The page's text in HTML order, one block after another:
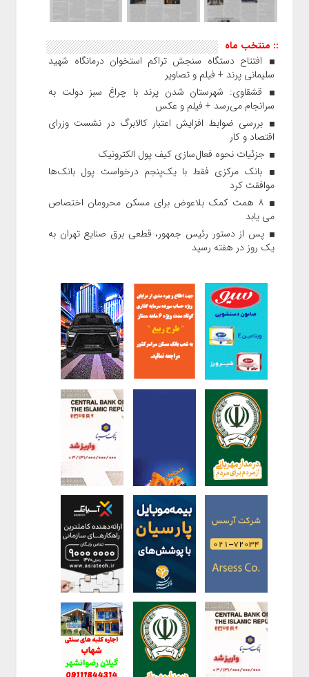
:: منتخب ماه
افتتاح دستگاه سنجش تراکم استخوان درمانگاه شهید
سلیمانی پرند + فیلم و تصاویر
قشقاوی: شهرستان شدن پرند با چراغ سبز دولت به
سرانجام می‌رسد + فیلم و عکس
بررسی ضوابط افزایش اعتبار کالابرگ در نشست وزرای
اقتصاد و کار
جزئیات نحوه فعال‌سازی کیف پول الکترونیک
بانک مرکزی فقط با یک‌‎پنجم درخواست پول بانک‌ها
موافقت کرد
۸ همت کمک بلاعوض برای مسکن محرومان اختصاص
می یابد
پس از دستور رئیس‌ جمهور، قطعی برق صنایع تهران به
یک روز در هفته رسید